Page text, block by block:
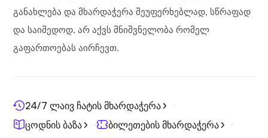
განახლება და მხარდაჭერა შეუფერხებლად, სწრაფად
და საიმედოდ, არ აქვს მნიშვნელობა რომელ
გაფართოებას აირჩევთ.
24/7 ლაივ ჩატის მხარდაჭერა
ცოდნის ბაზა
ბილეთების მხარდაჭერა